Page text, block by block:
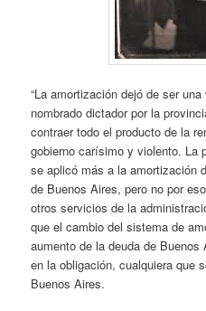
“La amortización dejó de ser
nombrado dictador por la
contraer todo el producto de la
gobierno carísimo y violento. La
se aplicó más a la amortización
de Buenos Aires, pero no por
otros servicios de la
que el cambio del sistema de
aumento de la deuda de
en la obligación, cualquiera que
Buenos Aires.